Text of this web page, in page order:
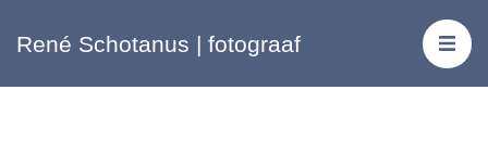
René Schotanus | fotograaf